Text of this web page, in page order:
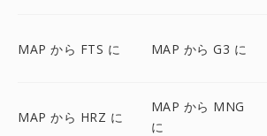
MAP から FTS に MAP から G3 に
MAP から HRZ に
MAP から MNG
に